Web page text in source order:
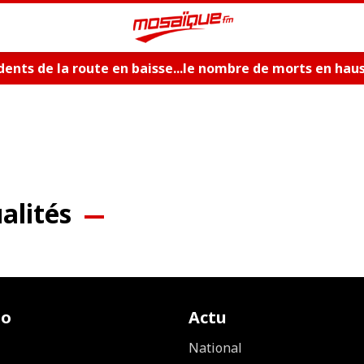
de la route en baisse...le nombre de morts en
Actu
National